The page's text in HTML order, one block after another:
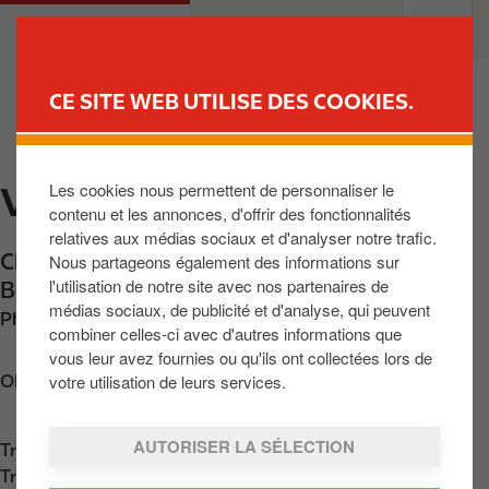
CE SITE WEB UTILISE DES COOKIES.
Les cookies nous permettent de personnaliser le
contenu et les annonces, d'offrir des fonctionnalités
relatives aux médias sociaux et d'analyser notre trafic.
Nous partageons également des informations sur
l'utilisation de notre site avec nos partenaires de
médias sociaux, de publicité et d'analyse, qui peuvent
combiner celles-ci avec d'autres informations que
vous leur avez fournies ou qu'ils ont collectées lors de
votre utilisation de leurs services.
AUTORISER LA SÉLECTION
c
o
n
t
e
n
p
n
c
M
a
TROUVER UNE STATION
VIEUX-GENAPPE
Chaussée de Bruxelles 15, Vieux-Genappe
BE-1472,BE
Phone: +3267773911
Obtenir l'itinéraire
Trouvez nous surApp Store
Trouvez nous sur